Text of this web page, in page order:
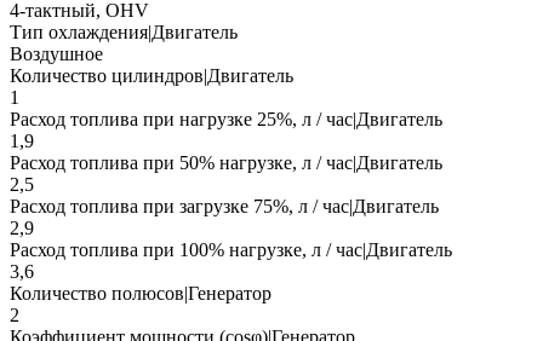
4-тактный, OHV
Тип охлаждения|Двигатель
Воздушное
Количество цилиндров|Двигатель
1
Расход топлива при нагрузке 25%, л / час|Двигатель
1,9
Расход топлива при 50% нагрузке, л / час|Двигатель
2,5
Расход топлива при загрузке 75%, л / час|Двигатель
2,9
Расход топлива при 100% нагрузке, л / час|Двигатель
3,6
Количество полюсов|Генератор
2
Коэффициент мощности (cosφ)|Генератор